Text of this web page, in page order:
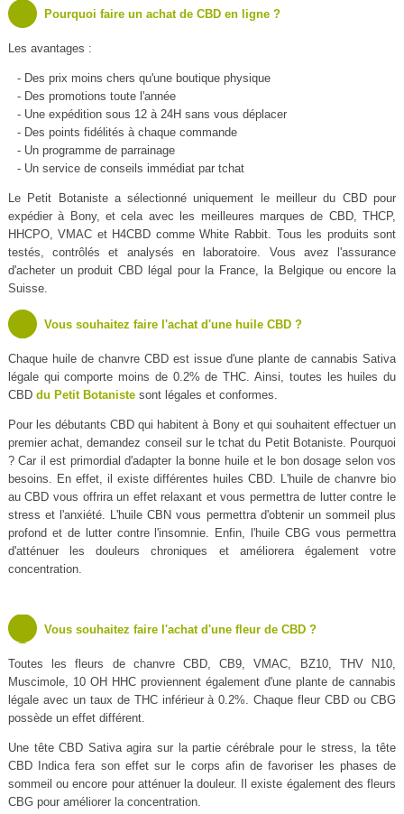
Pourquoi faire un achat de CBD en ligne ?
Les avantages :
- Des prix moins chers qu'une boutique physique
- Des promotions toute l'année
- Une expédition sous 12 à 24H sans vous déplacer
- Des points fidélités à chaque commande
- Un programme de parrainage
- Un service de conseils immédiat par tchat
Le Petit Botaniste a sélectionné uniquement le meilleur du CBD pour
expédier à Bony, et cela avec les meilleures marques de CBD, THCP,
HHCPO, VMAC et H4CBD comme White Rabbit. Tous les produits sont
testés, contrôlés et analysés en laboratoire. Vous avez l'assurance
d'acheter un produit CBD légal pour la France, la Belgique ou encore la
Suisse.
Vous souhaitez faire l'achat d'une huile CBD ?
Chaque huile de chanvre CBD est issue d'une plante de cannabis Sativa
légale qui comporte moins de 0.2% de THC. Ainsi, toutes les huiles du
CBD du Petit Botanistesont légales et conformes.
Pour les débutants CBD qui habitent à Bony et qui souhaitent effectuer un
premier achat, demandez conseil sur le tchat du Petit Botaniste. Pourquoi
? Car il est primordial d'adapter la bonne huile et le bon dosage selon vos
besoins. En effet, il existe différentes huiles CBD. L'huile de chanvre bio
au CBD vous offrira un effet relaxant et vous permettra de lutter contre le
stress et l'anxiété. L'huile CBN vous permettra d'obtenir un sommeil plus
profond et de lutter contre l'insomnie. Enfin, l'huile CBG vous permettra
d'atténuer les douleurs chroniques et améliorera également votre
concentration.
Vous souhaitez faire l'achat d'une fleur de CBD ?
Toutes les fleurs de chanvre CBD, CB9, VMAC, BZ10, THV N10,
Muscimole, 10 OH HHC proviennent également d'une plante de cannabis
légale avec un taux de THC inférieur à 0.2%. Chaque fleur CBD ou CBG
possède un effet différent.
Une tête CBD Sativa agira sur la partie cérébrale pour le stress, la tête
CBD Indica fera son effet sur le corps afin de favoriser les phases de
sommeil ou encore pour atténuer la douleur. Il existe également des fleurs
CBG pour améliorer la concentration.